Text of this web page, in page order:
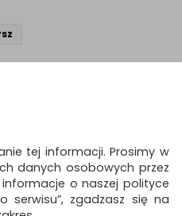
KENSINGTON
Easy Riser™, do
zapewnia możliwość
tej informacji. Prosimy w
danych osobowych przez
o naszej polityce
serwisu”, zgadzasz się na